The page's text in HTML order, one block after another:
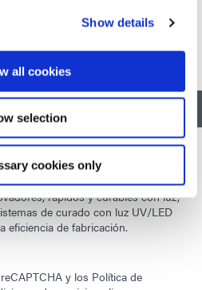
Show details
all cookies
selection
cookies only
AL INICIO
rápidos y curables con luz,
de curado con luz UV/LED
eficiencia de fabricación.
y los Política de